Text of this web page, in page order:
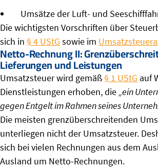
Umsätze der Luft- und
Die wichtigsten Vorschriften über
sich in § 4 UStG sowie im
Netto-Rechnung II:
Lieferungen und Leistungen
Umsatzsteuer wird gemäß§ 1 UStG auf
Dienstleistungen erhoben, die„ein
gegen Entgelt im Rahmen seines
Die meisten grenzüberschreitenden
unterliegen nicht der Umsatzsteuer.
sich bei vielen Rechnungen aus dem
Ausland um Netto-Rechnungen.